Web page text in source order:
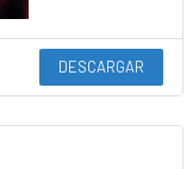
DESCARGAR